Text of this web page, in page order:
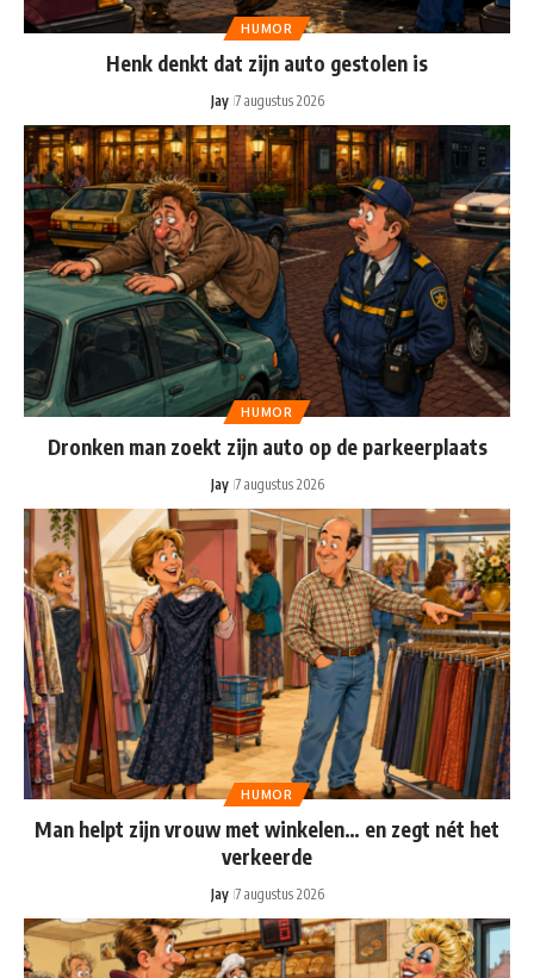
HUMOR
Henk denkt dat zijn auto gestolen is
Jay 7 augustus 2026
HUMOR
Dronken man zoekt zijn auto op de parkeerplaats
Jay 7 augustus 2026
HUMOR
Man helpt zijn vrouw met winkelen… en zegt nét het
verkeerde
Jay 7 augustus 2026